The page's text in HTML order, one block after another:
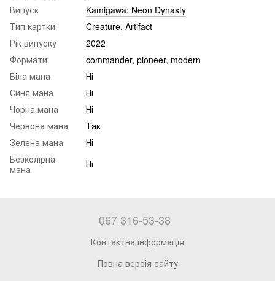
Випуск
Kamigawa: Neon Dynasty
Тип картки
Creature, Artifact
Рік випуску
2022
Формати
commander, pioneer, modern
Біла мана
Ні
Синя мана
Ні
Чорна мана
Ні
Червона мана
Так
Зелена мана
Ні
Безколірна
мана
Ні
067 316-53-38
Контактна інформація
Повна версія сайту